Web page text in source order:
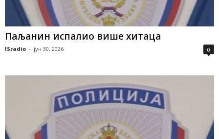
Паљанин испалио више хитаца
ISradio - јун 30, 2026 0